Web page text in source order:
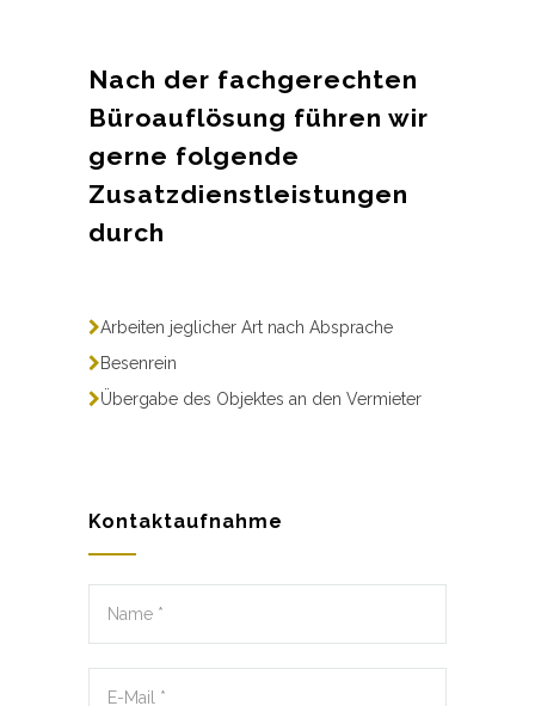
Nach der fachgerechten
Büroauflösung führen wir
gerne folgende
Zusatzdienstleistungen
durch
Arbeiten jeglicher Art nach Absprache
Besenrein
Übergabe des Objektes an den Vermieter
Kontaktaufnahme